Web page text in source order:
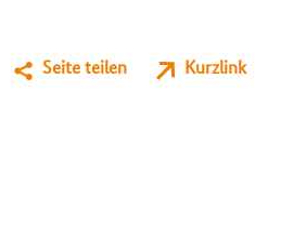
Seite teilen Kurzlink